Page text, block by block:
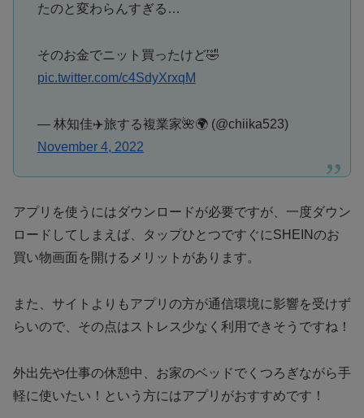
たのと変わらんすぎる…
そのお金でニット買ったけど🤣
pic.twitter.com/c4SdyXrxqM
— 林知佳✈️旅する複業家🌺🌍 (@chiika523)
November 4, 2022
アプリを使うにはダウンロードが必要ですが、一度ダウン
ロードしてしまえば、タップひとつですぐにSHEINのお
買い物画面を開けるメリットがあります。
また、サイトよりもアプリの方が通信環境に影響を受けず
らいので、その点はストレス少なく利用できそうですね！
外出先や仕事の休憩中、お家のベッドでくつろぎながら手
軽に使いたい！という方にはアプリがおすすめです！